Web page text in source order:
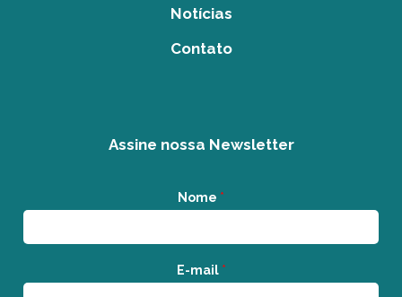
Notícias
Contato
Assine nossa Newsletter
Nome *
E-mail *